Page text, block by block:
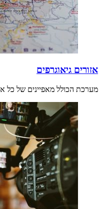
אזורים גיאוגרפים
מערכת הכולל מאפיינים של כל